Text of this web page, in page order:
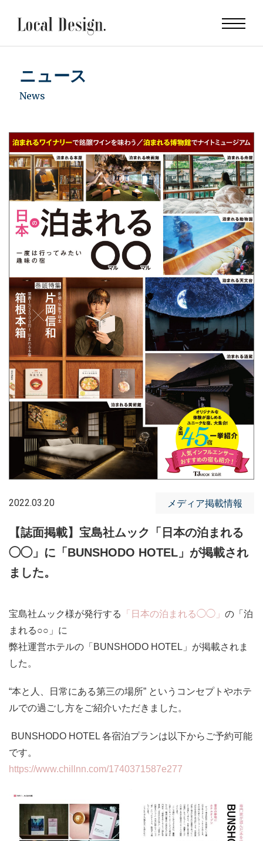
ニュース
News
2022.03.20 メディア掲載情報
【誌面掲載】宝島社ムック「日本の泊まれる
◯◯」に「BUNSHODO HOTEL」が掲載され
ました。
宝島社ムック様が発行する 「日本の泊まれる◯◯」 の「泊
まれる○○」に
弊社運営ホテルの「BUNSHODO HOTEL」が掲載されま
した。
“本と人、日常にある第三の場所” というコンセプトやホテ
ルでの過ごし方をご紹介いただきました。
BUNSHODO HOTEL 各宿泊プランは以下からご予約可能
です。
https://www.chillnn.com/1740371587e277